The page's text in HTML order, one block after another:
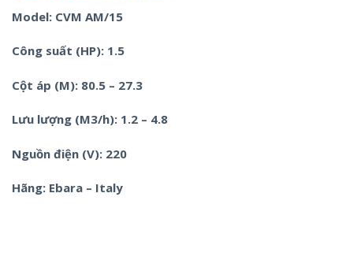
Model: CVM AM/15
Công suất (HP): 1.5
Cột áp (M): 80.5 – 27.3
Lưu lượng (M3/h): 1.2 – 4.8
Nguồn điện (V): 220
Hãng: Ebara – Italy